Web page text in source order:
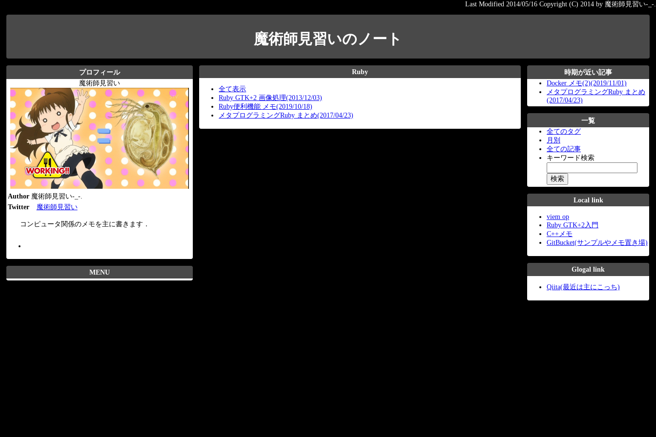
魔術師見習いのノート
プロフィール
魔術師見習い
Author 魔術師見習い-_-.
Twitter
魔術師見習い
コンピュータ関係のメモを主に書きます．
MENU
Ruby
全て表示
Ruby GTK+2 画像処理(2013/12/03)
Ruby便利機能 メモ(2019/10/18)
メタプログラミングRuby まとめ(2017/04/23)
時期が近い記事
Docker メモ(2)(2019/11/01)
メタプログラミングRuby まとめ
(2017/04/23)
一覧
全てのタグ
月別
全ての記事
キーワード検索
Local link
viem op
Ruby GTK+2入門
C++メモ
GitBucket(サンプルやメモ置き場)
Glogal link
Qiita(最近は主にこっち)
Last Modified 2014/05/16 Copyright (C) 2014 by 魔術師見習い-_-.